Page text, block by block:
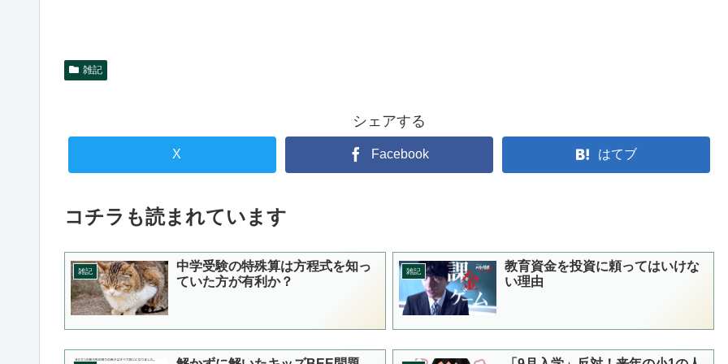
雑記
シェアする
X Facebook はてブ
コチラも読まれています
雑記
中学受験の特殊算は方程式を知っ
ていた方が有利か？
雑記
教育資金を投資に頼ってはいけな
い理由